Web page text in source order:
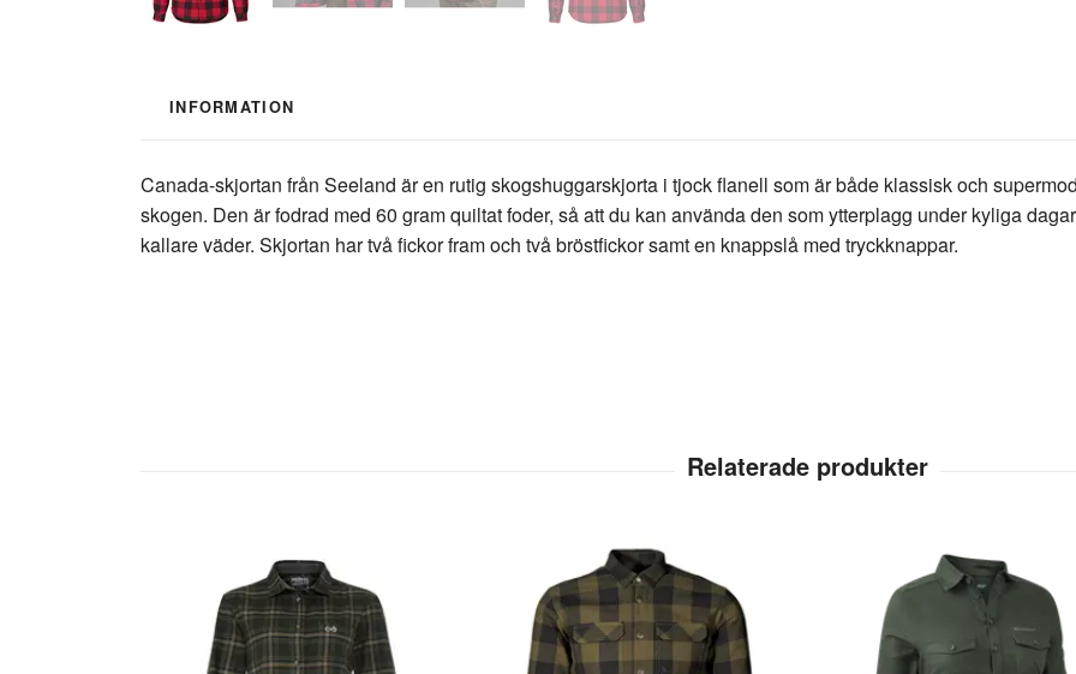
INFORMATION
Canada-skjortan från Seeland är en rutig skogshuggarskjorta i tjock flanell som är både klassisk och
skogen. Den är fodrad med 60 gram quiltat foder, så att du kan använda den som ytterplagg under kyliga
kallare väder. Skjortan har två fickor fram och två bröstfickor samt en knappslå med tryckknappar.